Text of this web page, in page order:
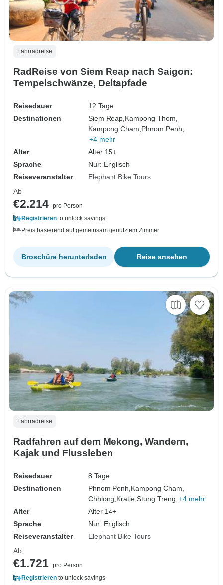
Fahrradreise
RadReise von Siem Reap nach Saigon:
Tempelschwänze, Deltapfade
Reisedauer
12 Tage
Destinationen
Siem Reap,Kampong Thom,
Kampong Cham,Phnom Penh,
+4 mehr
Alter
Alter 15+
Sprache
Nur: Englisch
Reiseveranstalter
Elephant Bike Tours
Ab
€2.214 pro Person
Registrieren to unlock savings
Preis basierend auf gemeinsam genutztem Zimmer
Reise ansehen
Broschüre herunterladen
Fahrradreise
Radfahren auf dem Mekong, Wandern,
Kajak und Flussleben
Reisedauer
8 Tage
Destinationen
Phnom Penh, Kampong Cham,
Chhlong, Kratie,Stung Treng, +4 mehr
Alter
Alter 14+
Sprache
Nur: Englisch
Reiseveranstalter
Elephant Bike Tours
Ab
€1.721 pro Person
Registrieren to unlock savings